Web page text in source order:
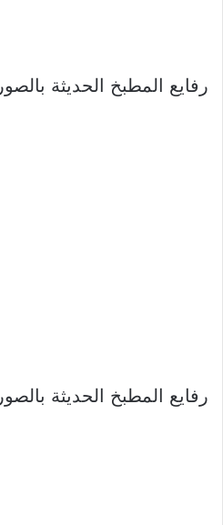
رفايع المطبخ الحديثة بالصور
رفايع المطبخ الحديثة بالصور